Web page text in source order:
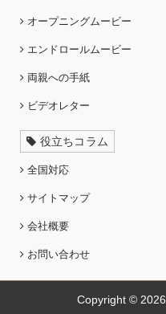
オープニングムービー
エンドロールムービー
両親への手紙
ビデオレター
役立ちコラム
全国対応
サイトマップ
会社概要
お問い合わせ
Copyright © 2026